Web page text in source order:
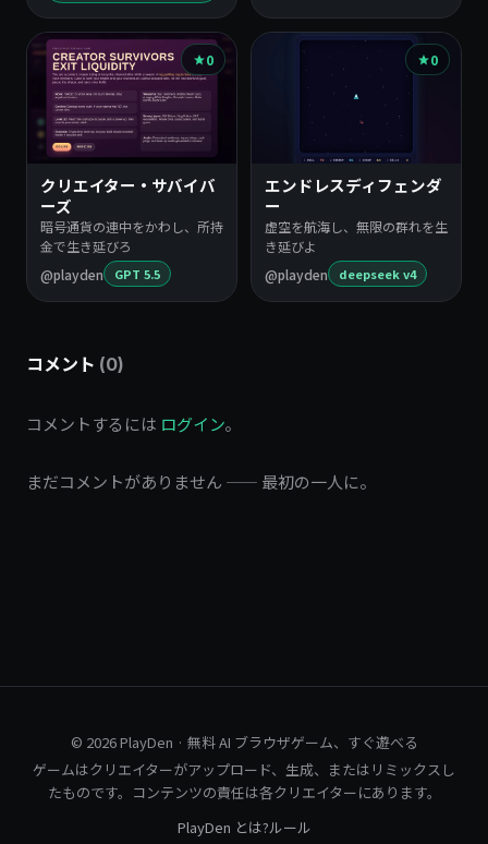
0
クリエイター・サバイバ
ーズ
暗号通貨の連中をかわし、所持
金で生き延びろ
@playden
GPT 5.5
0
エンドレスディフェンダ
ー
虚空を航海し、無限の群れを生
き延びよ
@playden
deepseek v4
コメント (0)
コメントするには ログイン。
まだコメントがありません —— 最初の一人に。
© 2026 PlayDen · 無料 AI ブラウザゲーム、すぐ遊べる
ゲームはクリエイターがアップロード、生成、またはリミックスし
たものです。コンテンツの責任は各クリエイターにあります。
PlayDen とは?ルール